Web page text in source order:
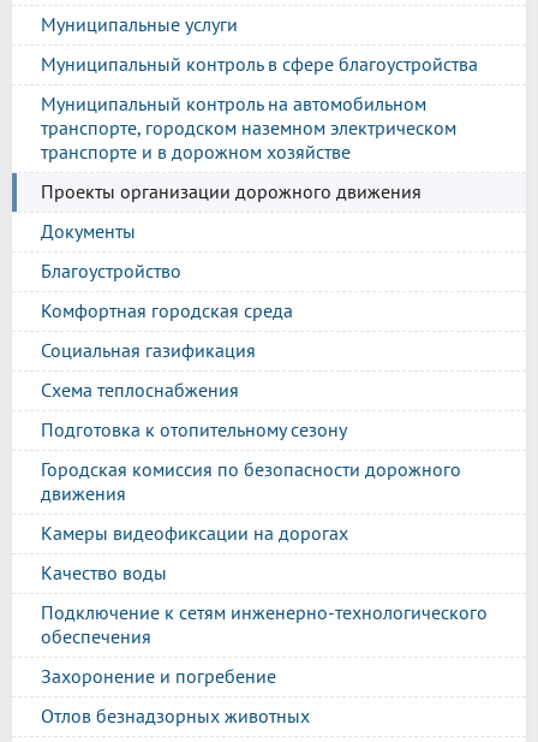
Муниципальные услуги
Муниципальный контроль в сфере благоустройства
Муниципальный контроль на автомобильном
транспорте, городском наземном электрическом
транспорте и в дорожном хозяйстве
Проекты организации дорожного движения
Документы
Благоустройство
Комфортная городская среда
Социальная газификация
Схема теплоснабжения
Подготовка к отопительному сезону
Городская комиссия по безопасности дорожного
движения
Камеры видеофиксации на дорогах
Качество воды
Подключение к сетям инженерно-технологического
обеспечения
Захоронение и погребение
Отлов безнадзорных животных